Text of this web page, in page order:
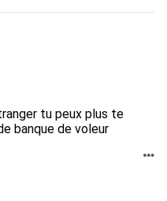
tu peux plus te
banque de voleur